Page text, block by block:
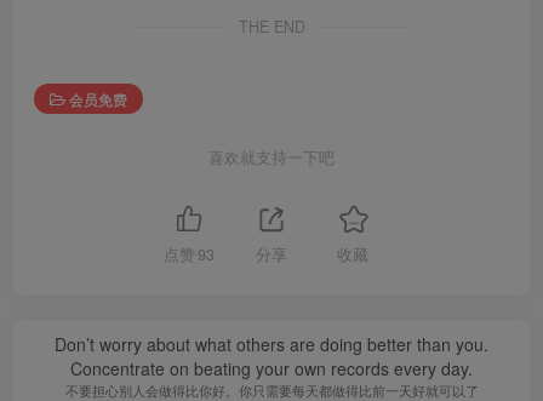
THE END
会员免费
喜欢就支持一下吧
点赞 93 分享 收藏
Don’t worry about what others are doing better than you.
Concentrate on beating your own records every day.
不要担心别人会做得比你好。你只需要每天都做得比前一天好就可以了